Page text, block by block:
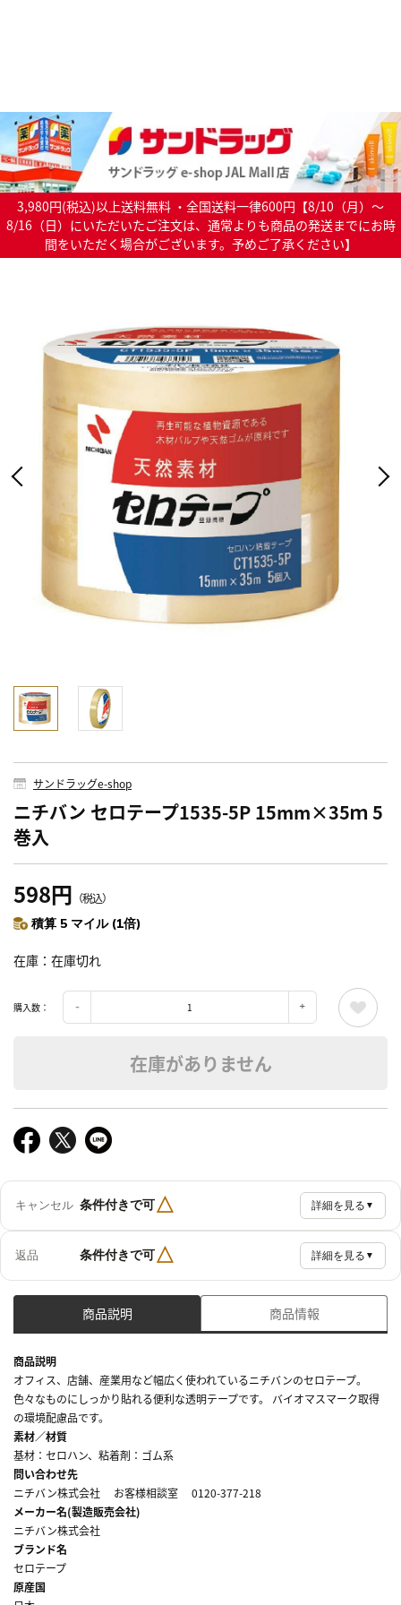
3,980円(税込)以上送料無料 ・全国送料一律600円【8/10（月）～
8/16（日）にいただいたご注文は、通常よりも商品の発送までにお時
間をいただく場合がございます。予めご了承ください】
サンドラッグe-shop
ニチバン セロテープ1535-5P 15mm×35ｍ 5
巻入
598円 （税込）
積算 5 マイル (1倍)
在庫 在庫切れ
購入数：
在庫がありません
キャンセル 条件付きで可△ 詳細を見る ▼
返品 条件付きで可△ 詳細を見る ▼
商品説明 商品情報
商品説明
オフィス、店舗、産業用など幅広く使われているニチバンのセロテープ。
色々なものにしっかり貼れる便利な透明テープです。 バイオマスマーク取得
の環境配慮品です。
素材／材質
基材：セロハン、粘着剤：ゴム系
問い合わせ先
ニチバン株式会社 お客様相談室 0120-377-218
メーカー名(製造販売会社)
ニチバン株式会社
ブランド名
セロテープ
原産国